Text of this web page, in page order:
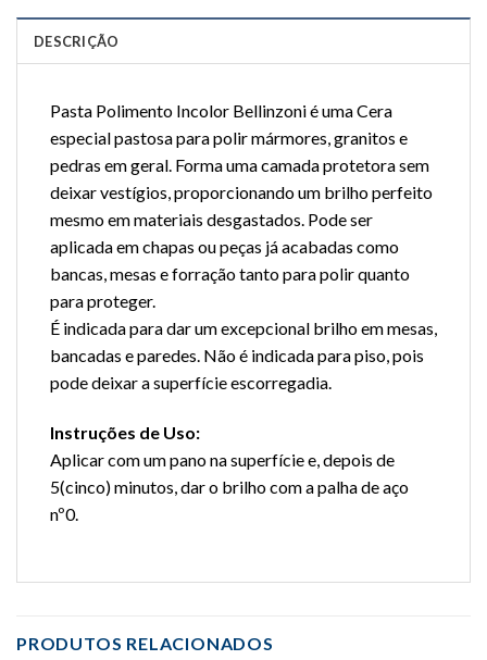
DESCRIÇÃO
Pasta Polimento Incolor Bellinzoni é uma Cera
especial pastosa para polir mármores, granitos e
pedras em geral. Forma uma camada protetora sem
deixar vestígios, proporcionando um brilho perfeito
mesmo em materiais desgastados. Pode ser
aplicada em chapas ou peças já acabadas como
bancas, mesas e forração tanto para polir quanto
para proteger.
É indicada para dar um excepcional brilho em mesas,
bancadas e paredes. Não é indicada para piso, pois
pode deixar a superfície escorregadia.
Instruções de Uso:
Aplicar com um pano na superfície e, depois de
5(cinco) minutos, dar o brilho com a palha de aço
nº0.
PRODUTOS RELACIONADOS